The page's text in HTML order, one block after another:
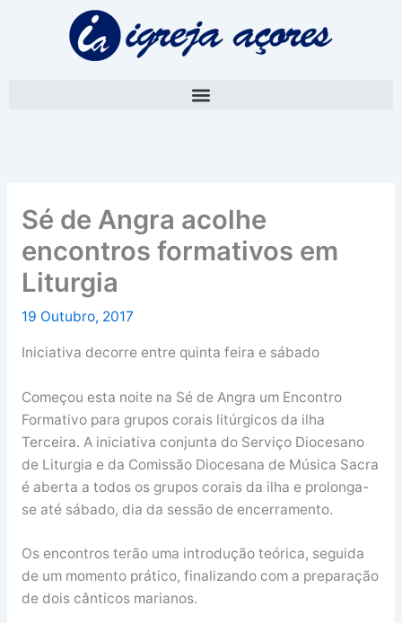
Sé de Angra acolhe
encontros formativos em
Liturgia
19 Outubro, 2017
Iniciativa decorre entre quinta feira e sábado
Começou esta noite na Sé de Angra um Encontro
Formativo para grupos corais litúrgicos da ilha
Terceira. A iniciativa conjunta do Serviço Diocesano
de Liturgia e da Comissão Diocesana de Música Sacra
é aberta a todos os grupos corais da ilha e prolonga-
se até sábado, dia da sessão de encerramento.
Os encontros terão uma introdução teórica, seguida
de um momento prático, finalizando com a preparação
de dois cânticos marianos.